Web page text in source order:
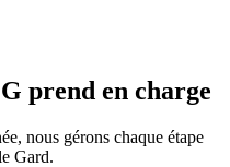
prend en charge
nous gérons chaque étape
Gard.